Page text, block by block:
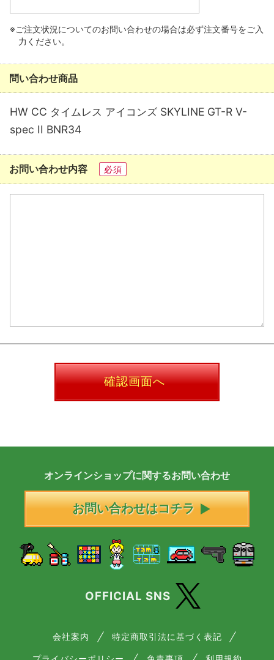
※ご注文状況についてのお問い合わせの場合は必ず注文番号をご入
力ください。
問い合わせ商品
HW CC タイムレス アイコンズ SKYLINE GT-R V-
spec II BNR34
お問い合わせ内容 必須
確認画面へ
オンラインショップに関するお問い合わせ
お問い合わせはコチラ
OFFICIAL SNS
会社案内 特定商取引法に基づく表記